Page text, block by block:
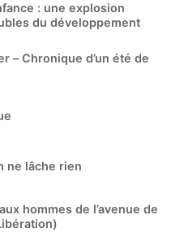
: une explosion
du développement
– Chronique d’un été de
ne lâche rien
hommes de l’avenue de